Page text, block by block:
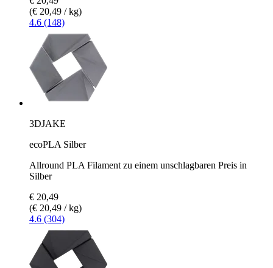
(€ 20,49 / kg)
4.6 (148)
3DJAKE
ecoPLA Silber
Allround PLA Filament zu einem unschlagbaren Preis in
Silber
€ 20,49
(€ 20,49 / kg)
4.6 (304)